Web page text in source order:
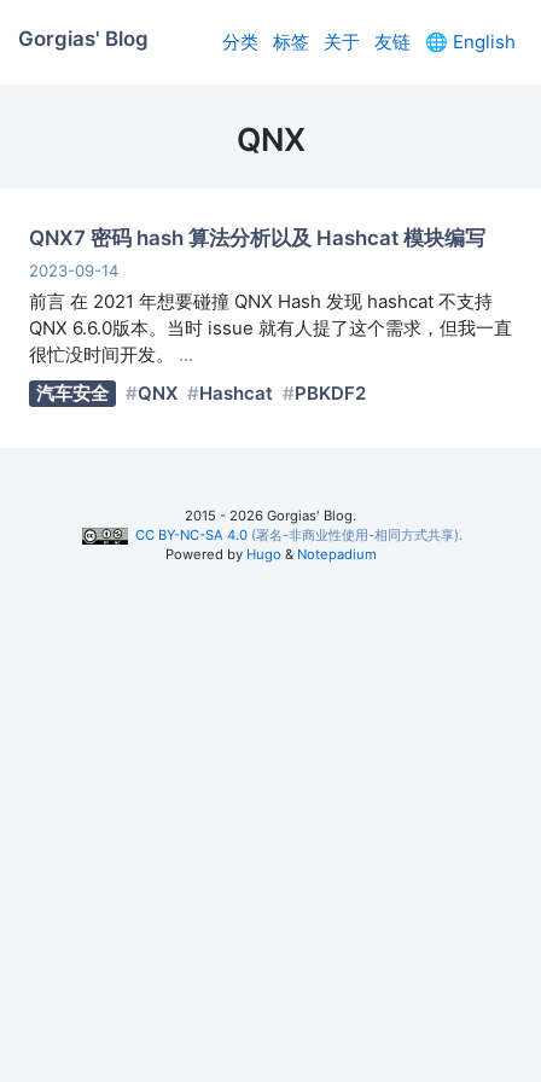
Gorgias' Blog 分类 标签 关于 友链 🌐 English
QNX
QNX7 密码 hash 算法分析以及 Hashcat 模块编写
2023-09-14
前言 在 2021 年想要碰撞 QNX Hash 发现 hashcat 不支持
QNX 6.6.0版本。当时 issue 就有人提了这个需求，但我一直
很忙没时间开发。 …
汽车安全
QNX Hashcat PBKDF2
2015 - 2026 Gorgias' Blog.
CC BY-NC-SA 4.0 (署名-非商业性使用-相同方式共享).
Powered by Hugo & Notepadium